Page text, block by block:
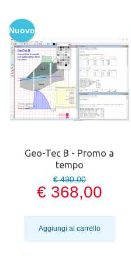
Nuovo
Geo-Tec B - Promo a
tempo
€ 490,00
€ 368,00
Aggiungi al carrello